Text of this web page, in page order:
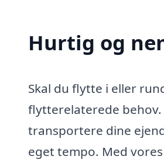
Hurtig og
Skal du flytte i eller
flytterelaterede behov.
transportere dine
eget tempo. Med